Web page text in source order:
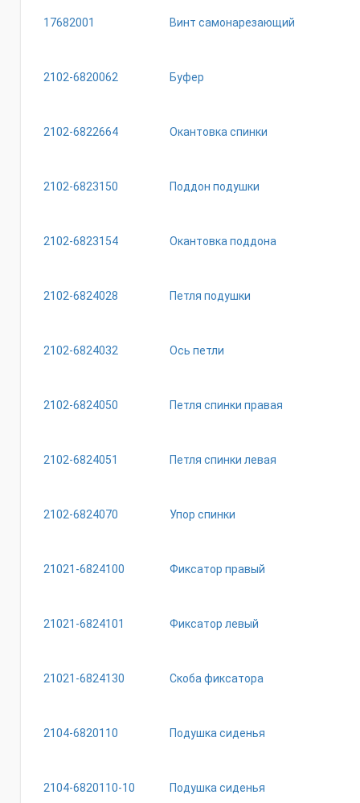
17682001 Винт самонарезающий
2102-6820062 Буфер
2102-6822664 Окантовка спинки
2102-6823150 Поддон подушки
2102-6823154 Окантовка поддона
2102-6824028 Петля подушки
2102-6824032 Ось петли
2102-6824050 Петля спинки правая
2102-6824051 Петля спинки левая
2102-6824070 Упор спинки
21021-6824100 Фиксатор правый
21021-6824101 Фиксатор левый
21021-6824130 Скоба фиксатора
2104-6820110 Подушка сиденья
2104-6820110-10 Подушка сиденья